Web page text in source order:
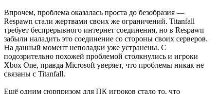
Впрочем, проблема оказалась проста до безобразия —
Respawn стали жертвами своих же ограничений. Titanfall
требует беспрерывного интернет соединения, но в Respawn
забыли наладить это соединение со стороны своих серверов.
На данный момент неполадки уже устранены. С
подозрительно похожей проблемой столкнулись и игроки
Xbox One, правда Microsoft уверяет, что проблемы никак не
связаны с Titanfall.
Ещё одним сюрпризом для ПК игроков стало то, что